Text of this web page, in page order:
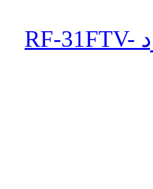
ثلاجة تورنيدو انفرتر نوفروست 296 لتر أسود RF-31FTV-